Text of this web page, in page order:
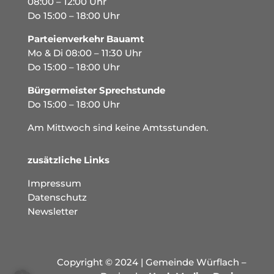
Do 15:00 – 18:00 Uhr
Parteienverkehr Bauamt
Mo & Di 08:00 – 11:30 Uhr
Do 15:00 – 18:00 Uhr
Bürgermeister Sprechstunde
Do 15:00 – 18:00 Uhr
Am Mittwoch sind keine Amtsstunden.
zusätzliche Links
Impressum
Datenschutz
Newsletter
Copyright © 2024 | Gemeinde Würflach –